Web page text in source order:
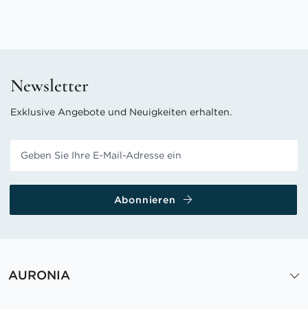
Newsletter
Exklusive Angebote und Neuigkeiten erhalten.
Abonnieren
AURONIA